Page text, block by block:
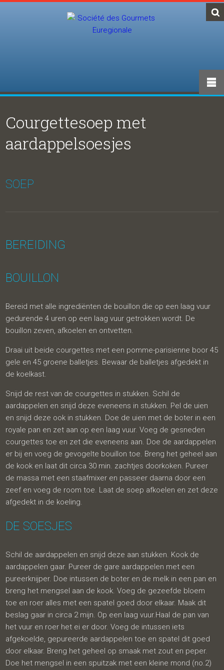
Courgettesoep met
aardappelsoesjes
SOEP
BEREIDING
BOUILLON
Bereid met alle ingrediënten de bouillon die op een laag vuur
gedurende 4 uren op een laag vuur getrokken wordt. De
bouillon zeven, afkoelen en ontvetten.
Draai uit beide courgettes met een pomme-parisienne boor 45
gele en 45 groene balletjes. Bewaar de balletjes afgedekt in
de koelkast.
Snijd de rest van de courgettes in stukken. Schil de
aardappelen en snijd deze eveneens in stukken. Pel de uien
en snijd deze ook in stukken. Doe de uien met de boter in een
royale pan en zet aan op een laag vuur. Voeg de gesneden
courgettes toe en zet die eveneens aan. Doe de aardappelen
er bij en voeg de gevogelte bouillon toe. Breng het geheel aan
de kook en laat dit circa 30 min. zachtjes doorkoken. Pureer
de massa met een staafmixer en passeer daarna door een
zeef en voeg de room toe. Laat de soep afkoelen en zet deze
afgedekt in de koeling.
DE SOESJES
Schil de aardappelen en snijd deze aan stukken. Kook de
aardappelen gaar. Pureer de gare aardappelen met een
pureerknijper. Doe intussen de boter en de melk in een pan en
breng het mengsel aan de kook. Voeg de gezeefde bloem
toe en roer alles met een spatel goed door elkaar. Maak dit
beslag gaar in circa 2 mijn. Op een laag vuur.Haal de pan van
het vuur en roer het ei er door. Voeg de intussen iets
afgekoelde, gepureerde aardappelen toe en spatel dit goed
door elkaar. Breng het geheel op smaak met zout en peper.
Doe het mengsel in een spuitzak met een kleine mond (no.2)